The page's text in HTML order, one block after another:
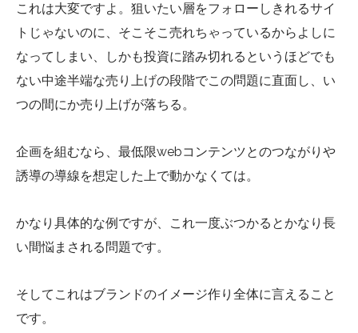
これは大変ですよ。狙いたい層をフォローしきれるサイ
トじゃないのに、そこそこ売れちゃっているからよしに
なってしまい、しかも投資に踏み切れるというほどでも
ない中途半端な売り上げの段階でこの問題に直面し、い
つの間にか売り上げが落ちる。
企画を組むなら、最低限webコンテンツとのつながりや
誘導の導線を想定した上で動かなくては。
かなり具体的な例ですが、これ一度ぶつかるとかなり長
い間悩まされる問題です。
そしてこれはブランドのイメージ作り全体に言えること
です。